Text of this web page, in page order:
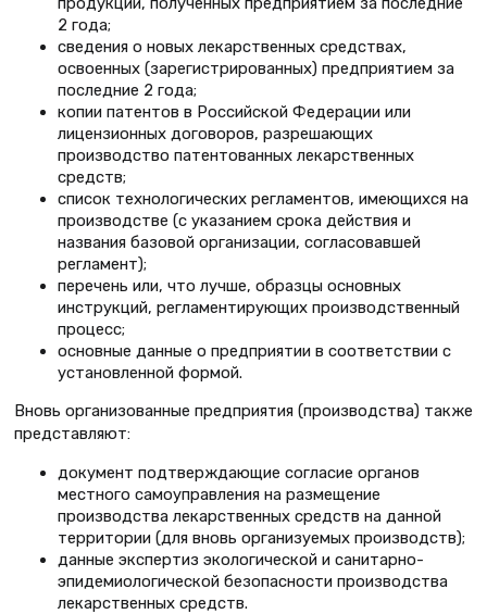
2 года;
сведения о новых лекарственных средствах,
освоенных (зарегистрированных) предприятием за
последние 2 года;
копии патентов в Российской Федерации или
лицензионных договоров, разрешающих
производство патентованных лекарственных
средств;
список технологических регламентов, имеющихся на
производстве (с указанием срока действия и
названия базовой организации, согласовавшей
регламент);
перечень или, что лучше, образцы основных
инструкций, регламентирующих производственный
процесс;
основные данные о предприятии в соответствии с
установленной формой.
Вновь организованные предприятия (производства) также
представляют:
документ подтверждающие согласие органов
местного самоуправления на размещение
производства лекарственных средств на данной
территории (для вновь организуемых производств);
данные экспертиз экологической и санитарно-
эпидемиологической безопасности производства
лекарственных средств.